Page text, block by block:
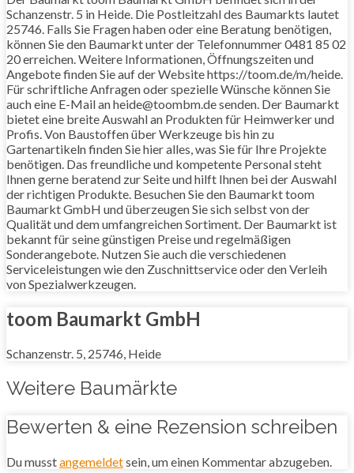
Schanzenstr. 5 in Heide. Die Postleitzahl des Baumarkts lautet
25746. Falls Sie Fragen haben oder eine Beratung benötigen,
können Sie den Baumarkt unter der Telefonnummer 0481 85 02
20 erreichen. Weitere Informationen, Öffnungszeiten und
Angebote finden Sie auf der Website https://toom.de/m/heide.
Für schriftliche Anfragen oder spezielle Wünsche können Sie
auch eine E-Mail an heide@toombm.de senden. Der Baumarkt
bietet eine breite Auswahl an Produkten für Heimwerker und
Profis. Von Baustoffen über Werkzeuge bis hin zu
Gartenartikeln finden Sie hier alles, was Sie für Ihre Projekte
benötigen. Das freundliche und kompetente Personal steht
Ihnen gerne beratend zur Seite und hilft Ihnen bei der Auswahl
der richtigen Produkte. Besuchen Sie den Baumarkt toom
Baumarkt GmbH und überzeugen Sie sich selbst von der
Qualität und dem umfangreichen Sortiment. Der Baumarkt ist
bekannt für seine günstigen Preise und regelmäßigen
Sonderangebote. Nutzen Sie auch die verschiedenen
Serviceleistungen wie den Zuschnittservice oder den Verleih
von Spezialwerkzeugen.
toom Baumarkt GmbH
Schanzenstr. 5, 25746, Heide
Weitere Baumärkte
Bewerten & eine Rezension schreiben
Du musstangemeldetsein, um einen Kommentar abzugeben.